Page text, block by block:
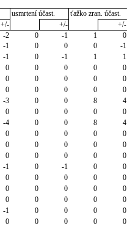
usmrtení účast. ťažko zran. účast.
+/-
+/- +/-
-2 0 -1 1 0
-1 0 0 0 -1
-1 0 -1 1 1
0 0 0 0 0
0 0 0 0 0
0 0 0 0 0
-3 0 0 8 4
0 0 0 0 0
-4 0 0 8 4
0 0 0 0 0
0 0 0 0 0
0 0 0 0 0
-1 0 -1 0 0
0 0 0 0 0
0 0 0 0 0
0 0 0 0 0
-1 0 0 0 0
0 0 0 0 0